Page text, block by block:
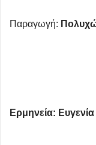
Παραγωγή:
Ερμηνεία: